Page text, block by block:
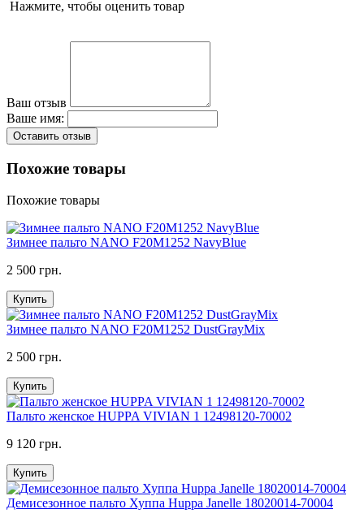
Нажмите, чтобы оценить товар
Ваш отзыв
Ваше имя:
Оставить отзыв
Похожие товары
Похожие товары
Зимнее пальто NANO F20M1252 NavyBlue
2 500 грн.
Купить
Зимнее пальто NANO F20M1252 DustGrayMix
2 500 грн.
Купить
Пальто женское HUPPA VIVIAN 1 12498120-70002
9 120 грн.
Купить
Демисезонное пальто Хуппа Huppa Janelle 18020014-70004